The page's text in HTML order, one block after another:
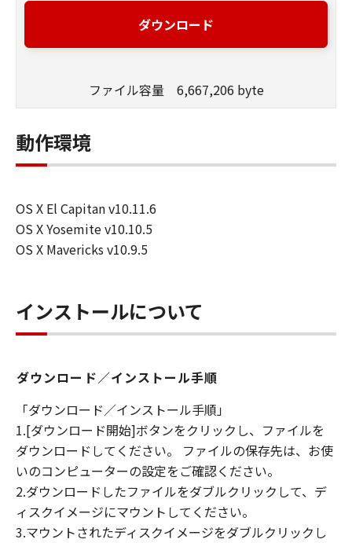
とは、「許諾ソフトウエア」をコンピュー
タの記憶媒体上にインストールすること、
と、アクセスすること、読み出すこと、も
しくは実行することのいずれも含むものと
します）することができます。お客様はま
た、お客様が「プリンタ」を使用すること
に、本契約の条件の下で、「許諾ソフトウ
エア」を使用させることができます。その
場合、お客様には、かかる「指定ユーザ」
す。 (2) お客様は、再使用許諾、譲渡、頒
布、貸与その他の方法により、第三者に
せることはできません。
(3) お客様は、「本ソフトウエア」の全部
または一部を修正、改変、リバース・エン
ジニアリング、逆コンパイルまたは逆アセ
ンブル等することはできません。また第三
者にこのような行為をさせてはなりませ
ん。
(4) 本契約に明示的に定める場合を除き、
ダウンロード
ファイル容量 6,667,206 byte
動作環境
OS X El Capitan v10.11.6
OS X Yosemite v10.10.5
OS X Mavericks v10.9.5
インストールについて
ダウンロード／インストール手順
「ダウンロード／インストール手順」
1.[ダウンロード開始]ボタンをクリックし、ファイルを
ダウンロードしてください。 ファイルの保存先は、お使
いのコンピューターの設定をご確認ください。
2.ダウンロードしたファイルをダブルクリックして、デ
ィスクイメージにマウントしてください。
3.マウントされたディスクイメージをダブルクリックし